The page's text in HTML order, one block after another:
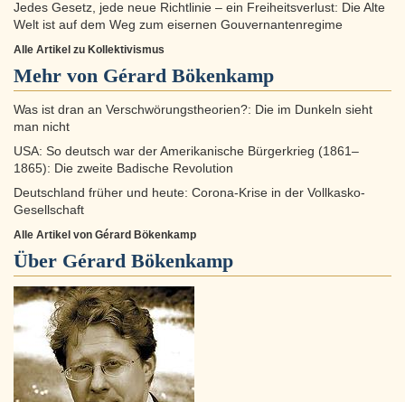
Jedes Gesetz, jede neue Richtlinie – ein Freiheitsverlust: Die Alte
Welt ist auf dem Weg zum eisernen Gouvernantenregime
Alle Artikel zu Kollektivismus
Mehr von Gérard Bökenkamp
Was ist dran an Verschwörungstheorien?: Die im Dunkeln sieht
man nicht
USA: So deutsch war der Amerikanische Bürgerkrieg (1861–
1865): Die zweite Badische Revolution
Deutschland früher und heute: Corona-Krise in der Vollkasko-
Gesellschaft
Alle Artikel von Gérard Bökenkamp
Über Gérard Bökenkamp